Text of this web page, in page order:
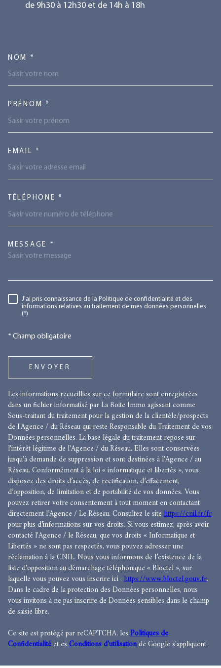
de 9h30 à 12h30 et de 14h à 18h
NOM *
PRÉNOM *
EMAIL *
TÉLÉPHONE *
TRAD_MELTEM_VOREDEMANDE
MESSAGE *
RÈGLEMENTATION
J'ai pris connaissance de la Politique de confidentialité et des
informations relatives au traitement de mes données personnelles
(*)
* Champ obligatoire
ENVOYER
Les informations recueillies sur ce formulaire sont enregistrées
dans un fichier informatisé par La Boite Immo agissant comme
Sous-traitant du traitement pour la gestion de la clientèle/prospects
de l'Agence / du Réseau qui reste Responsable du Traitement de vos
Données personnelles. La base légale du traitement repose sur
l'intérêt légitime de l'Agence / du Réseau. Elles sont conservées
jusqu'à demande de suppression et sont destinées à l'Agence / au
Réseau. Conformément à la loi « informatique et libertés », vous
disposez des droits d’accès, de rectification, d’effacement,
d’opposition, de limitation et de portabilité de vos données. Vous
pouvez retirer votre consentement à tout moment en contactant
directement l’Agence / Le Réseau. Consultez le sitehttps://cnil.fr/fr
pour plus d’informations sur vos droits. Si vous estimez, après avoir
contacté l'Agence / le Réseau, que vos droits « Informatique et
Libertés » ne sont pas respectés, vous pouvez adresser une
réclamation à la CNIL. Nous vous informons de l’existence de la
liste d'opposition au démarchage téléphonique « Bloctel », sur
laquelle vous pouvez vous inscrire ici :https://www.bloctel.gouv.fr.
Dans le cadre de la protection des Données personnelles, nous
vous invitons à ne pas inscrire de Données sensibles dans le champ
de saisie libre.
Ce site est protégé par reCAPTCHA, lesPolitiques de
Confidentialitéet esConditions d'utilisationde Google s'appliquent.